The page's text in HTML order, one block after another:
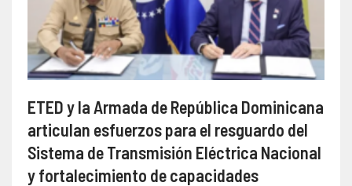
ETED y la Armada de República Dominicana
articulan esfuerzos para el resguardo del
Sistema de Transmisión Eléctrica Nacional
y fortalecimiento de capacidades